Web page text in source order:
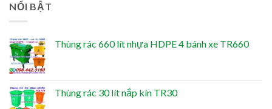
NỔI BẬT
Thùng rác 660 lít nhựa HDPE 4 bánh xe TR660
Thùng rác 30 lít nắp kín TR30